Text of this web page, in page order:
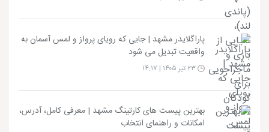
پاراگلایدر مشهد | جایی که رویای پرواز و لمس آسمان به
واقعیت تبدیل می شود
بهترین پیست های کارتینگ مشهد | معرفی کامل، آدرس،
امکانات و راهنمای انتخاب